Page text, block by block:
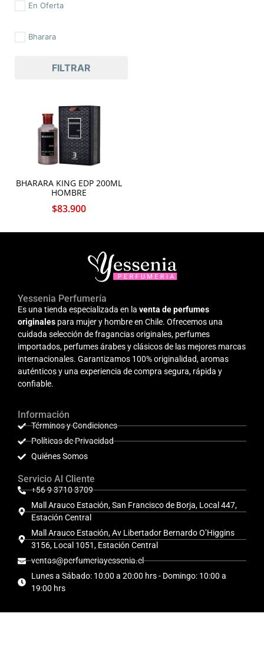
En Oferta
Bharara
FILTRAR
BHARARA KING EDP 200ML
HOMBRE
$83.900
Yessenia Perfumería
Es una tienda especializada en la venta de perfumes
originales para mujer y hombre en Chile. Ofrecemos una
cuidada selección de fragancias originales, perfumes
importados, perfumes árabes y clásicos de las mejores marcas
internacionales. Garantizamos 100% originalidad, aromas
auténticos y una experiencia de compra segura, rápida y
confiable.
Información
Términos y Condiciones
Políticas de Privacidad
Quiénes Somos
Servicio Al Cliente
+56 9 3710 3709
Mall Arauco Estación, San Francisco de Borja, Local 447,
Estación Central
Mall Arauco Estación, Av Libertador Bernardo O’Higgins
3156, Local 1051, Estación Central
ventas@perfumeriayessenia.cl
Lunes a Sábado: 10:00 a 20:00 hrs - Domingo: 10:00 a
19:00 hrs